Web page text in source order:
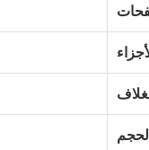
الحجم